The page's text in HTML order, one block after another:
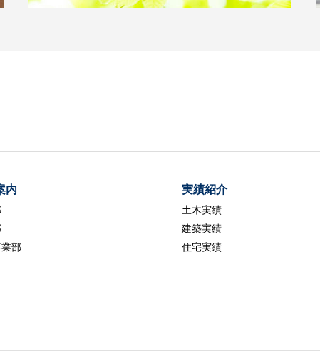
内
部
実績紹介
土木実績
建築実績
住宅実績